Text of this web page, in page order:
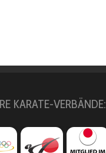
KARATE-VERBÄNDE: